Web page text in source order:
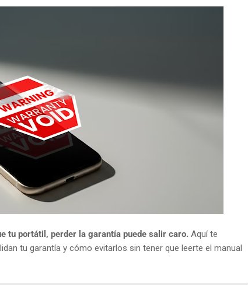
tu portátil, perder la garantía puede salir caro. Aquí te
tu garantía y cómo evitarlos sin tener que leerte el manual